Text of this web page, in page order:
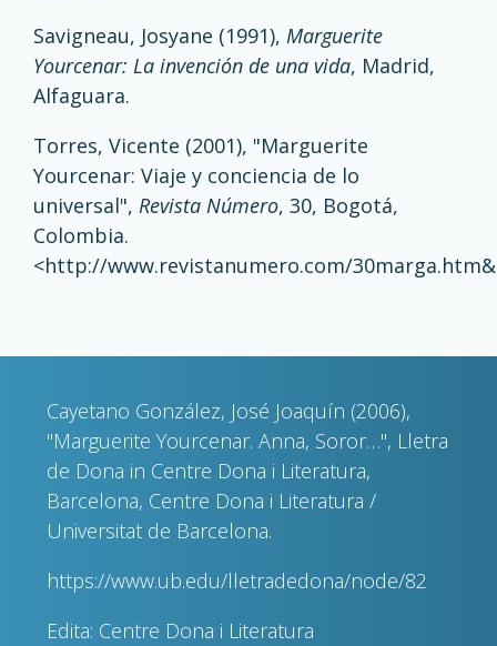
Savigneau, Josyane (1991), Marguerite
Yourcenar: La invención de una vida, Madrid,
Alfaguara.
Torres, Vicente (2001), "Marguerite
Yourcenar: Viaje y conciencia de lo
universal", Revista Número, 30, Bogotá,
Colombia.
<http://www.revistanumero.com/
Cayetano González, José Joaquín (2006),
"Marguerite Yourcenar. Anna, Soror…", Lletra
de Dona in Centre Dona i Literatura,
Barcelona, Centre Dona i Literatura /
Universitat de Barcelona.
https://www.ub.edu/lletradedona/node/82
Edita: Centre Dona i Literatura